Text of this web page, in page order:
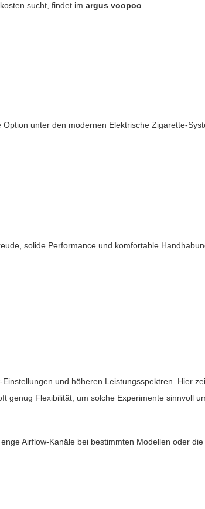
sucht, findet imargus voopoo
Option unter den modernen Elektrische Zigarette-
solide Performance und komfortable
und höheren Leistungsspektren. Hier
genug Flexibilität, um solche Experimente sinnvoll
Airflow-Kanäle bei bestimmten Modellen oder